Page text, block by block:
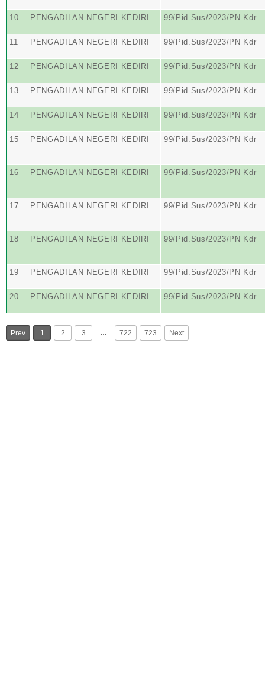
10 PENGADILAN NEGERI KEDIRI 99/Pid.Sus/2023/PN Kdr
11 PENGADILAN NEGERI KEDIRI 99/Pid.Sus/2023/PN Kdr
12 PENGADILAN NEGERI KEDIRI 99/Pid.Sus/2023/PN Kdr
13 PENGADILAN NEGERI KEDIRI 99/Pid.Sus/2023/PN Kdr
14 PENGADILAN NEGERI KEDIRI 99/Pid.Sus/2023/PN Kdr
15 PENGADILAN NEGERI KEDIRI 99/Pid.Sus/2023/PN Kdr
16 PENGADILAN NEGERI KEDIRI 99/Pid.Sus/2023/PN Kdr
17 PENGADILAN NEGERI KEDIRI 99/Pid.Sus/2023/PN Kdr
18 PENGADILAN NEGERI KEDIRI 99/Pid.Sus/2023/PN Kdr
19 PENGADILAN NEGERI KEDIRI 99/Pid.Sus/2023/PN Kdr
20 PENGADILAN NEGERI KEDIRI 99/Pid.Sus/2023/PN Kdr
Prev 1 2 3 … 722 723 Next